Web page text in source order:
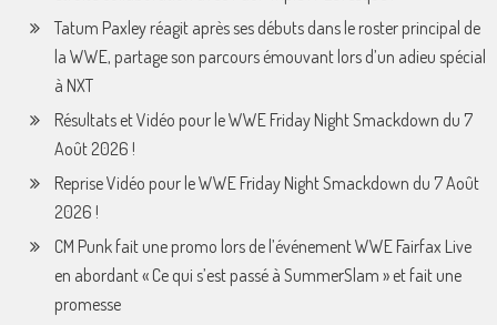
Tatum Paxley réagit après ses débuts dans le roster principal de
la WWE, partage son parcours émouvant lors d’un adieu spécial
à NXT
Résultats et Vidéo pour le WWE Friday Night Smackdown du 7
Août 2026 !
Reprise Vidéo pour le WWE Friday Night Smackdown du 7 Août
2026 !
CM Punk fait une promo lors de l’événement WWE Fairfax Live
en abordant « Ce qui s’est passé à SummerSlam » et fait une
promesse